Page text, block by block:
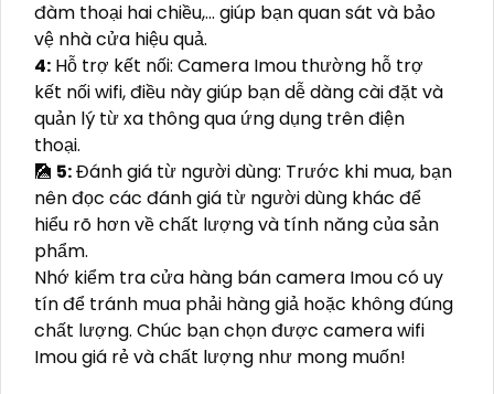
đàm thoại hai chiều,... giúp bạn quan sát và bảo
vệ nhà cửa hiệu quả.
4: Hỗ trợ kết nối: Camera Imou thường hỗ trợ
kết nối wifi, điều này giúp bạn dễ dàng cài đặt và
quản lý từ xa thông qua ứng dụng trên điện
thoại.
🎑 5:Đánh giá từ người dùng: Trước khi mua, bạn
nên đọc các đánh giá từ người dùng khác để
hiểu rõ hơn về chất lượng và tính năng của sản
phẩm.
Nhớ kiểm tra cửa hàng bán camera Imou có uy
tín để tránh mua phải hàng giả hoặc không đúng
chất lượng. Chúc bạn chọn được camera wifi
Imou giá rẻ và chất lượng như mong muốn!